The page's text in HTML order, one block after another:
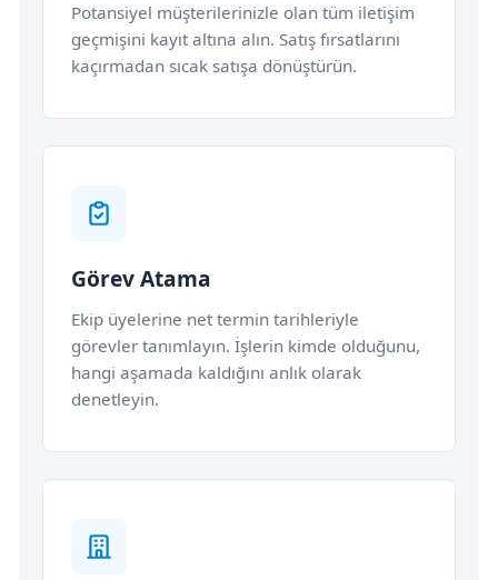
Potansiyel müşterilerinizle olan tüm iletişim
geçmişini kayıt altına alın. Satış fırsatlarını
kaçırmadan sıcak satışa dönüştürün.
Görev Atama
Ekip üyelerine net termin tarihleriyle
görevler tanımlayın. İşlerin kimde olduğunu,
hangi aşamada kaldığını anlık olarak
denetleyin.